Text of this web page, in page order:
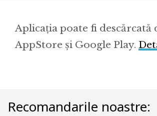
Aplicația poate fi descărcată
AppStore și Google Play.
Recomandarile noastre: